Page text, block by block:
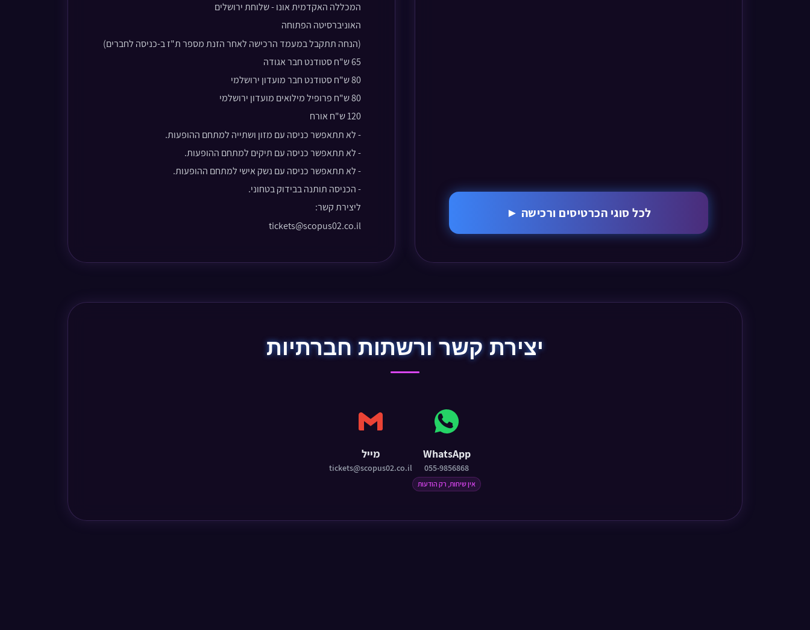
לכל סוגי הכרטיסים ורכישה ►
המכללה האקדמית אונו - שלוחת ירושלים
האוניברסיטה הפתוחה
(הנחה תתקבל במעמד הרכישה לאחר הזנת מספר ת"ז ב-כניסה לחברים)
65 ש"ח סטודנט חבר אגודה
80 ש"ח סטודנט חבר מועדון ירושלמי
80 ש"ח פרופיל מילואים מועדון ירושלמי
120 ש"ח אורח
-לא תתאפשר כניסה עם מזון ושתייה למתחם ההופעות.
- לא תתאפשר כניסה עם תיקים למתחם ההופעות.
- לא תתאפשר כניסה עם נשק אישי למתחם ההופעות.
- הכניסה תותנה בבידוק בטחוני.
ליצירת קשר:
tickets@scopus02.co.il
יצירת קשר ורשתות חברתיות
WhatsApp
055-9856868
אין שיחות, רק הודעות
מייל
tickets@scopus02.co.il